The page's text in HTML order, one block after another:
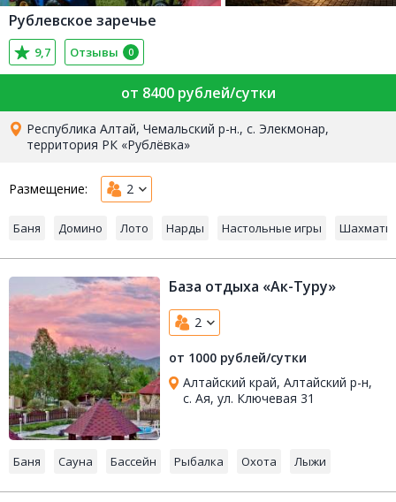
Рублевское заречье
9,7 Отзывы 0
от 8400 рублей/сутки
Республика Алтай, Чемальский р-н., с. Элекмонар,
территория РК «Рублёвка»
Размещение: 2
Баня Домино Лото Нарды Настольные игры Шахматы
База отдыха «Ак-Туру»
2
от 1000 рублей/сутки
Алтайский край, Алтайский р-н,
с. Ая, ул. Ключевая 31
Баня Сауна Бассейн Рыбалка Охота Лыжи